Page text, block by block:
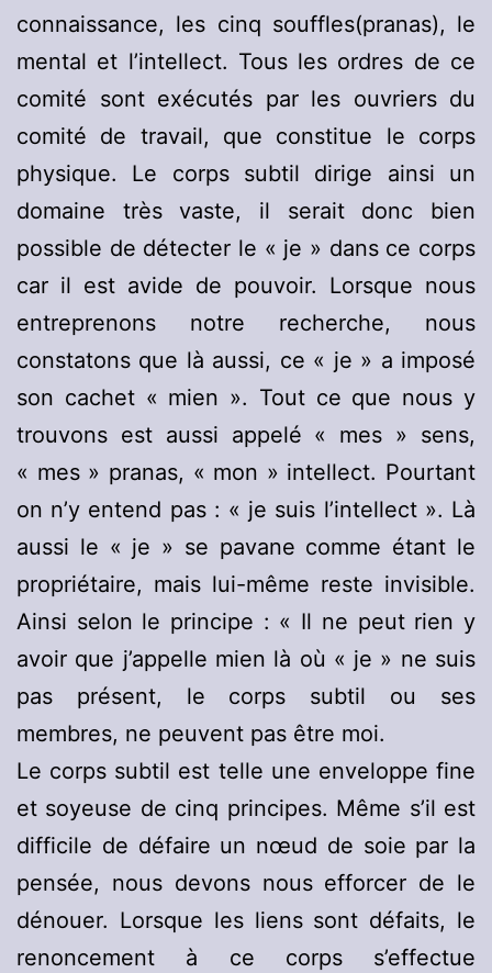
connaissance, les cinq souffles(pranas), le
mental et l’intellect. Tous les ordres de ce
comité sont exécutés par les ouvriers du
comité de travail, que constitue le corps
physique. Le corps subtil dirige ainsi un
domaine très vaste, il serait donc bien
possible de détecter le « je » dans ce corps
car il est avide de pouvoir. Lorsque nous
entreprenons notre recherche, nous
constatons que là aussi, ce « je » a imposé
son cachet « mien ». Tout ce que nous y
trouvons est aussi appelé « mes » sens,
« mes » pranas, « mon » intellect. Pourtant
on n’y entend pas : « je suis l’intellect ». Là
aussi le « je » se pavane comme étant le
propriétaire, mais lui-même reste invisible.
Ainsi selon le principe : « Il ne peut rien y
avoir que j’appelle mien là où « je » ne suis
pas présent, le corps subtil ou ses
membres, ne peuvent pas être moi.
Le corps subtil est telle une enveloppe fine
et soyeuse de cinq principes. Même s’il est
difficile de défaire un nœud de soie par la
pensée, nous devons nous efforcer de le
dénouer. Lorsque les liens sont défaits, le
renoncement à ce corps s’effectue